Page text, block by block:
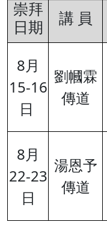
崇拜
日期
講 員
8月
15-16
日
劉幗霖
傳道
8月
22-23
日
湯恩予
傳道